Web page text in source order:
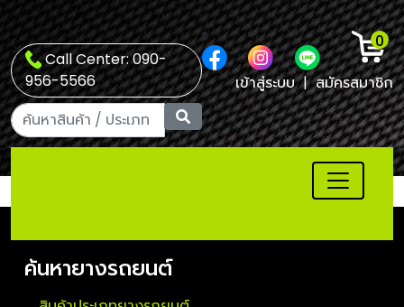
Call Center: 090-
956-5566
0
เข้าสู่ระบบ | สมัครสมาชิก
ค้นหายางรถยนต์